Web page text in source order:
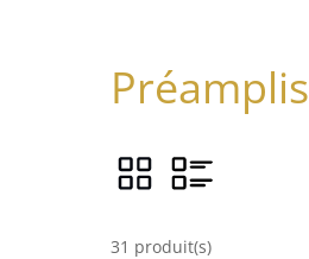
Préamplis
31 produit(s)